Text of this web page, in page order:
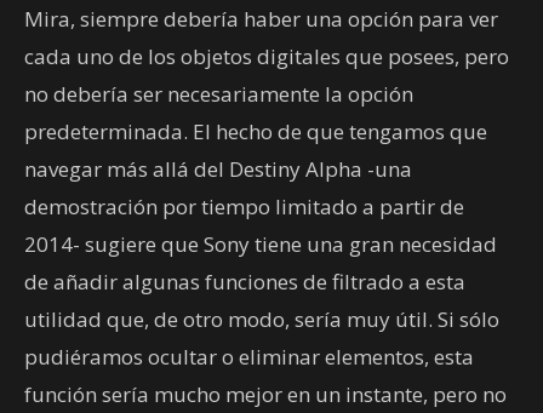
Mira, siempre debería haber una opción para ver
cada uno de los objetos digitales que posees, pero
no debería ser necesariamente la opción
predeterminada. El hecho de que tengamos que
navegar más allá del Destiny Alpha -una
demostración por tiempo limitado a partir de
2014- sugiere que Sony tiene una gran necesidad
de añadir algunas funciones de filtrado a esta
utilidad que, de otro modo, sería muy útil. Si sólo
pudiéramos ocultar o eliminar elementos, esta
función sería mucho mejor en un instante, pero no